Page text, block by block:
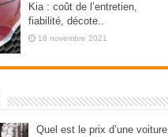
Kia : coût de l’entretien,
fiabilité, décote..
18 novembre 2021
Quel est le prix d’une voiture